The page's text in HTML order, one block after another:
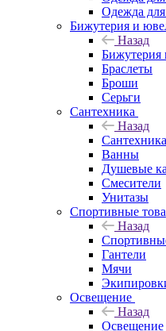
Одежда
Бижутерия и
Назад
Бижутерия
Браслеты
Броши
Серьги
Сантехника
Назад
Сантехника
Ванны
Душевые
Смесители
Унитазы
Спортивные
Назад
Гантели
Мячи
Освещение
Назад
Освещение